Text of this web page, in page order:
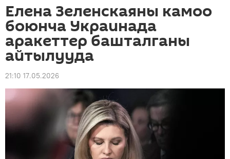
Елена Зеленскаяны камоо
боюнча Украинада
аракеттер башталганы
айтылууда
21:10 17.05.2026